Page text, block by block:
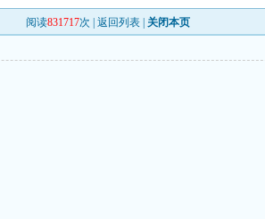
阅读831717次 |返回列表 关闭本页